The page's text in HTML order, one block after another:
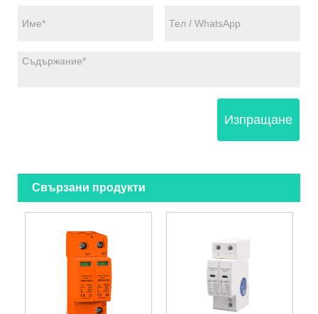
Изпращане
Свързани продукти